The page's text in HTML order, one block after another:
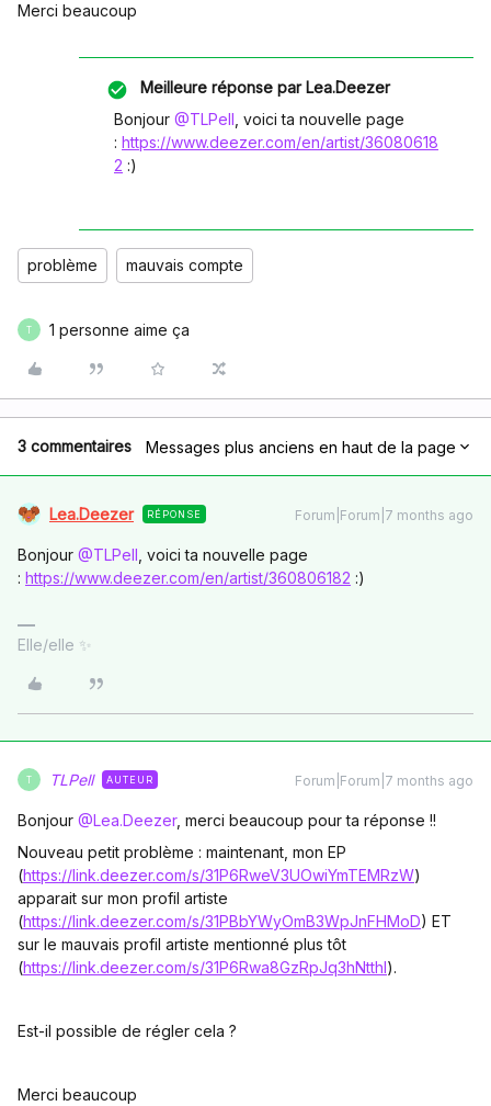
Merci beaucoup
Meilleure réponse parLea.Deezer
Bonjour ​ @TLPell , voici ta nouvelle page
: https://www.deezer.com/en/artist/36080618
2 :)
problème mauvais compte
T 1 personne aime ça
3 commentaires Messages plus anciens en haut de la page
Lea.Deezer RÉPONSE Forum|Forum|7 months ago
Bonjour ​ @TLPell , voici ta nouvelle page
: https://www.deezer.com/en/artist/360806182 :)
Elle/elle ✨
T TLPell AUTEUR Forum|Forum|7 months ago
Bonjour ​ @Lea.Deezer, merci beaucoup pour ta réponse !!
Nouveau petit problème : maintenant, mon EP
(https://link.deezer.com/s/31P6RweV3UOwiYmTEMRzW)
apparait sur mon profil artiste
(https://link.deezer.com/s/31PBbYWyOmB3WpJnFHMoD) ET
sur le mauvais profil artiste mentionné plus tôt
(https://link.deezer.com/s/31P6Rwa8GzRpJq3hNtthl).
Est-il possible de régler cela ?
Merci beaucoup